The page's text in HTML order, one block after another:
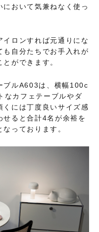
おいて気兼ねなく使っ
ロンすれば元通りにな
も自分たちでお手入れが
ができます。
ブルA603は、横幅100c
なカフェテーブルやダ
くには丁度良いサイズ感
せると合計4名が余裕を
っております。